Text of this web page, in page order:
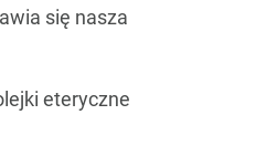
się nasza
eteryczne